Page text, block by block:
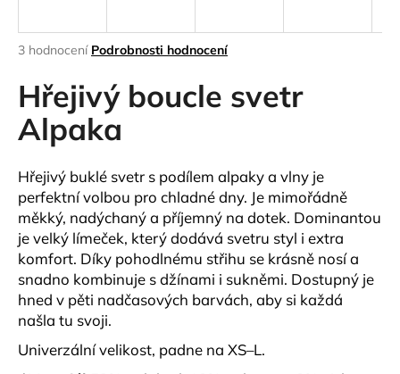
Průměrné
produktu
je
5,0
z
hvězdiček.
3 hodnocení Podrobnosti hodnocení
Hřejivý boucle svetr
Alpaka
Hřejivý buklé svetr s podílem alpaky a vlny je
perfektní volbou pro chladné dny. Je mimořádně
měkký, nadýchaný a příjemný na dotek. Dominantou
jevelký límeček, který dodává svetru styl i extra
komfort. Díky pohodlnému střihu se krásně nosí a
snadno kombinuje s džínami i sukněmi. Dostupný je
hned v pěti nadčasových barvách, aby si každá
našla tu svoji.
Univerzální velikost, padne na XS–L.
j
t
?
HLEDAT
D
o
p
o
r